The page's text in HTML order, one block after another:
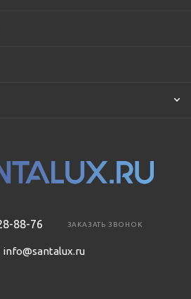
88-76 ЗАКАЗАТЬ ЗВОНОК
info@santalux.ru